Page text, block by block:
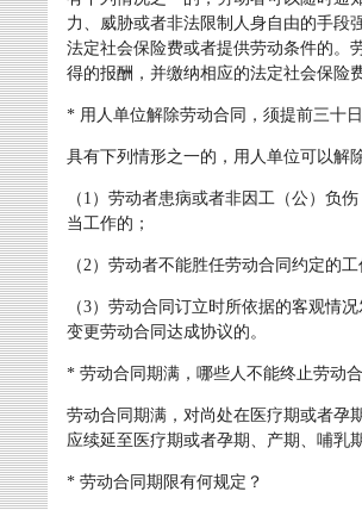
力、威胁或者非法限制人身自由的手段
法定社会保险费或者提供劳动条件的。
得的报酬，并缴纳相应的法定社会保险费
* 用人单位解除劳动合同，须提前三十
具有下列情形之一的，用人单位可以解
（1）劳动者患病或者非因工（公）负
当工作的；
（2）劳动者不能胜任劳动合同约定的
（3）劳动合同订立时所依据的客观情
变更劳动合同达成协议的。
* 劳动合同期满，哪些人不能终止劳动
劳动合同期满，对尚处在医疗期或者孕
应续延至医疗期或者孕期、产期、哺乳
* 劳动合同期限有何规定？